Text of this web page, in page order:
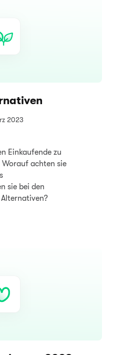
2023
Einkaufende zu
achten sie
sie bei den